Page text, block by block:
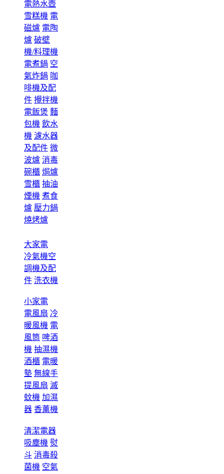
電熱水壺
雪糕機 電
磁爐 電陶
爐 破壁
機/料理機
電煮鍋 空
氣炸鍋 咖
啡機及配
件 攪拌機
電飯煲 麵
包機 飲水
機 濾水器
及配件 微
波爐 消毒
碗櫃 焗爐
雪櫃 抽油
煙機 煮食
爐 壓力鍋
燒烤爐
大家電
冷氣機空
調機及配
件 洗衣機
小家電
電風扇 冷
暖風機 電
風筒 啤酒
機 抽濕機
酒櫃 電暖
墊 無線手
提風扇 滅
蚊機 加濕
器 香薰機
清潔電器
吸塵機 熨
斗 消毒殺
菌機 空氣